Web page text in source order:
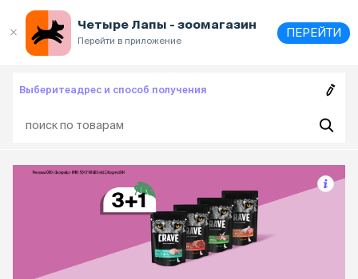
Четыре Лапы - зоомагазин
Перейти в приложение
ПЕРЕЙТИ
Выберитеадрес и способ получения